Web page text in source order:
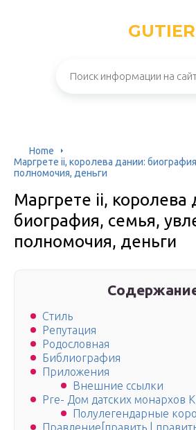
Home
Маргрете ii, королева дании:
полномочия, деньги
Маргрете ii, королева
биография, семья,
полномочия, деньги
Стиль
Репутация
Родословная
Библиография
Приложения
Внешние ссылки
Pre- Дом датских монархов
Полулегендарные
Правление[править |